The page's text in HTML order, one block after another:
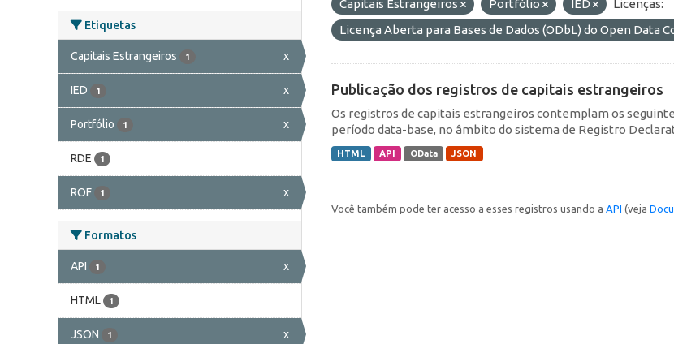
Etiquetas
Capitais Estrangeiros 1 x
IED 1 x
Portfólio 1 x
RDE 1
ROF 1 x
Formatos
API 1 x
HTML 1
JSON 1 x
Capitais Estrangeiros
Portfólio IED
Licenças:
Licença Aberta para Bases de Dados (ODbL) do Open Data
Publicação dos registros de capitais estrangeiros
Os registros de capitais estrangeiros contemplam os
período data-base, no âmbito do sistema de Registro
HTML API OData JSON
Você também pode ter acesso a esses registros usando a API (veja